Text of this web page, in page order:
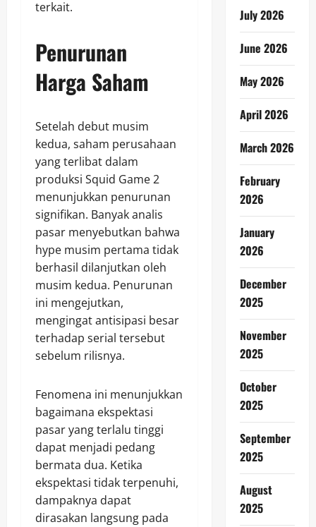
terkait.
Penurunan
Harga Saham
Setelah debut musim
kedua, saham perusahaan
yang terlibat dalam
produksi Squid Game 2
menunjukkan penurunan
signifikan. Banyak analis
pasar menyebutkan bahwa
hype musim pertama tidak
berhasil dilanjutkan oleh
musim kedua. Penurunan
ini mengejutkan,
mengingat antisipasi besar
terhadap serial tersebut
sebelum rilisnya.
Fenomena ini menunjukkan
bagaimana ekspektasi
pasar yang terlalu tinggi
dapat menjadi pedang
bermata dua. Ketika
ekspektasi tidak terpenuhi,
dampaknya dapat
dirasakan langsung pada
July 2026
June 2026
May 2026
April 2026
March 2026
February
2026
January
2026
December
2025
November
2025
October
2025
September
2025
August
2025